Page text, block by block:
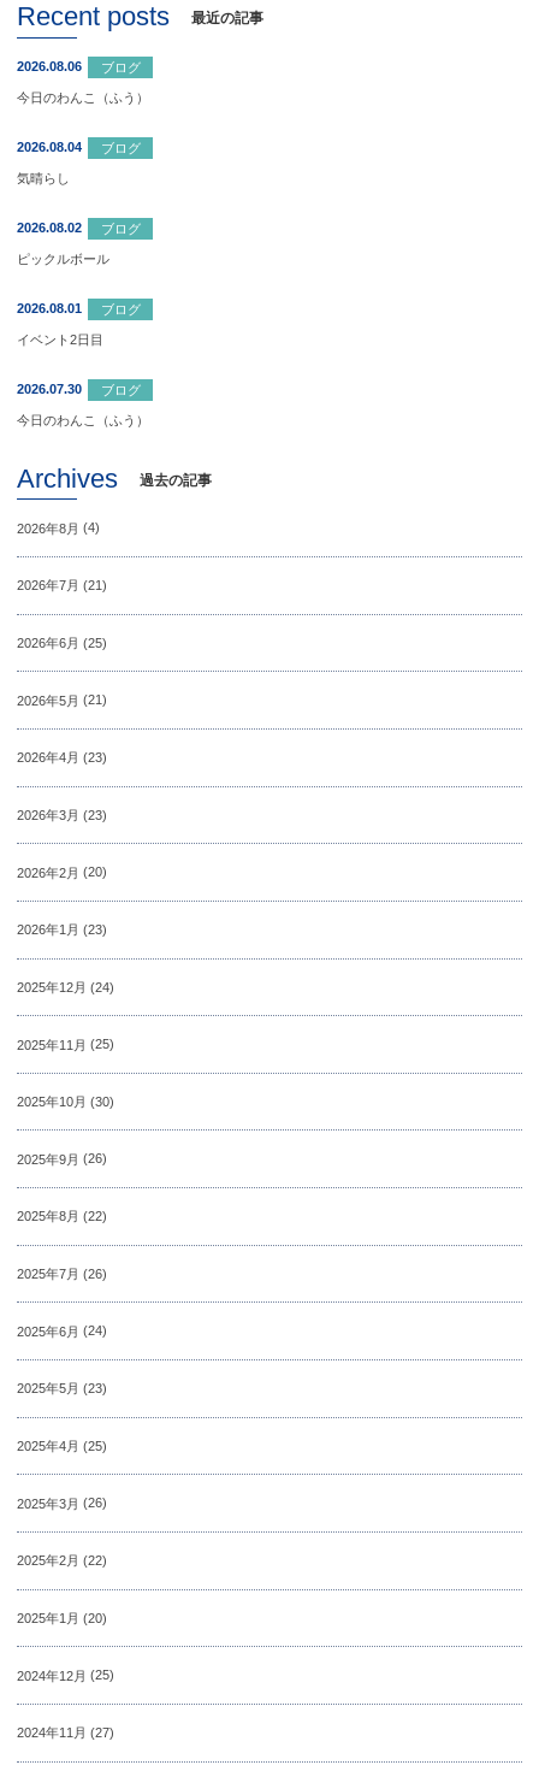
Recent posts 最近の記事
2026.08.06 ブログ
今日のわんこ（ふう）
2026.08.04 ブログ
気晴らし
2026.08.02 ブログ
ピックルボール
2026.08.01 ブログ
イベント2日目
2026.07.30 ブログ
今日のわんこ（ふう）
Archives 過去の記事
2026年8月 (4)
2026年7月 (21)
2026年6月 (25)
2026年5月 (21)
2026年4月 (23)
2026年3月 (23)
2026年2月 (20)
2026年1月 (23)
2025年12月 (24)
2025年11月 (25)
2025年10月 (30)
2025年9月 (26)
2025年8月 (22)
2025年7月 (26)
2025年6月 (24)
2025年5月 (23)
2025年4月 (25)
2025年3月 (26)
2025年2月 (22)
2025年1月 (20)
2024年12月 (25)
2024年11月 (27)